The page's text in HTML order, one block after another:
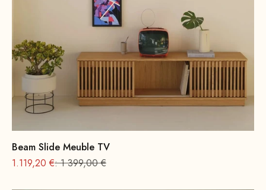
Beam Slide Meuble TV
Prix
1.119,20 €Prix normal
: 1 399,00 €